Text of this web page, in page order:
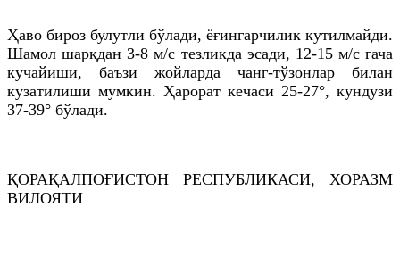
Ҳаво бироз булутли бўлади, ёғингарчилик кутилмайди.
Шамол шарқдан 3-8 м/с тезликда эсади, 12-15 м/с гача
кучайиши, баъзи жойларда чанг-тўзонлар билан
кузатилиши мумкин. Ҳарорат кечаси 25-27°, кундузи
37-39° бўлади.
ҚОРАҚАЛПОҒИСТОН РEСПУБЛИКАСИ, ХОРАЗМ
ВИЛОЯТИ